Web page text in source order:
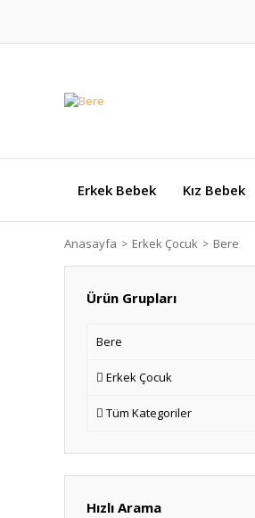
Erkek Bebek Kız Bebek
Anasayfa Erkek Çocuk Bere
Ürün Grupları
Bere
Erkek Çocuk
Tüm Kategoriler
Hızlı Arama